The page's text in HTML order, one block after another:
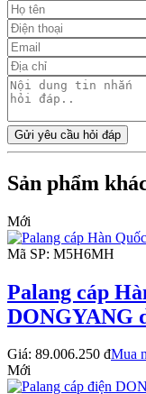
Gửi yêu cầu hỏi đáp
Sản phẩm
Mới
Mã SP: M5H6MH
Palang cáp
DONGYANG
Giá: 89.006.250 đMua
Mới